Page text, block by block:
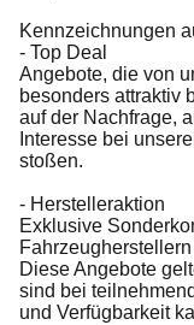
Kennzeichnungen
- Top Deal
Angebote, die von
besonders attraktiv
auf der Nachfrage,
Interesse bei
stoßen.
- Herstelleraktion
Exklusive
Diese Angebote
sind bei
und Verfügbarkeit